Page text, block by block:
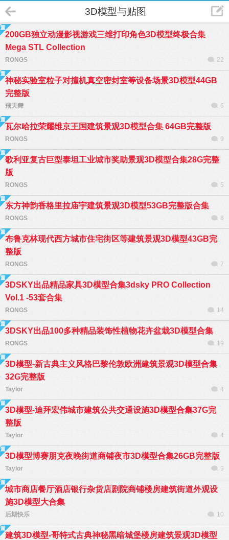
3D模型与贴图
200GB独立动漫影视游戏三维打印角色3D模型终极合集
Mega STL Collection
RONGS 22
神秘实验室粒子对撞机真空密封室等设备场景3D模型44GB
完整版
飛天舞 6
瓦尔哈拉荣耀维京王国建筑景观3D模型合集 64GB完整版
RONGS 9
歌利亚复古巨型泰坦工业城市奖助景观3D模型合集28G完整
版
RONGS 5
东方神韵香格里拉庙宇建筑景观3D模型53GB完整版合集
RONGS 8
布鲁克林现代西方城市住宅街区等建筑景观3D模型43GB完
整版
RONGS 7
3DSKY出品精品家具3D模型合集3dsky PRO Collection
Vol.1 -53套合集
RONGS 14
3DSKY出品100多种精品装饰性植物花卉盆栽3D模型合集
RONGS 19
3D模型-新古典主义风格巴黎伦敦欧洲建筑景观3D模型合集
32G完整版
Taylor 4
3D模型-迪拜宏伟城市建筑公共交通设施3D模型合集37G完
整版
Taylor 4
3D模型博赛朋克夜晚街道商铺夜市3D模型合集26GB完整版
Taylor 9
城市商店餐厅酒店银行杂货店剧院商铺楼房建筑街道外观设
施3D模型大合集
后期快乐 10
建筑3D模型-哥特式古典神秘黑暗城堡楼房建筑景观3D模型